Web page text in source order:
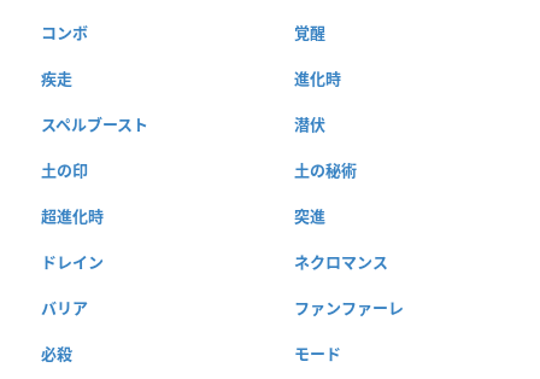
コンボ 覚醒
疾走 進化時
スペルブースト 潜伏
土の印 土の秘術
超進化時 突進
ドレイン ネクロマンス
バリア ファンファーレ
必殺 モード